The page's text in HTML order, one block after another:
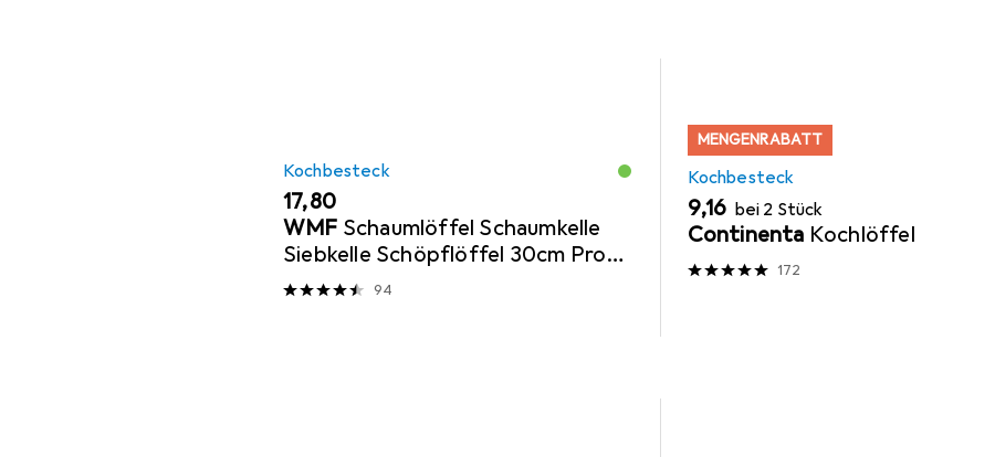
Kochbesteck
EUR
17,80
WMF Schaumlöffel Schaumkelle
Siebkelle Schöpflöffel 30cm Profi
Plus Edelstahl
94
MENGENRABATT
Kochbesteck
EUR
9,16 bei 2 Stück
Continenta Kochlöffel
172